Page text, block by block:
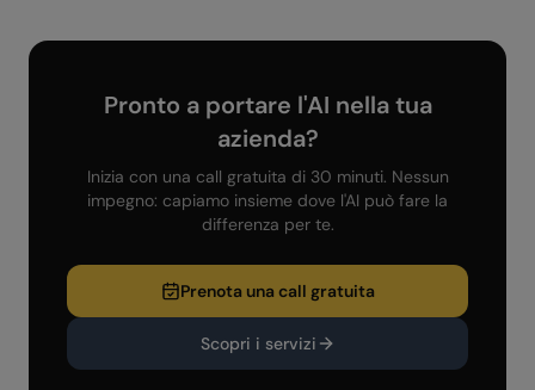
Pronto a portare l'AI nella tua
azienda?
Inizia con una call gratuita di 30 minuti. Nessun
impegno: capiamo insieme dove l'AI può fare la
differenza per te.
Prenota una call gratuita
Scopri i servizi